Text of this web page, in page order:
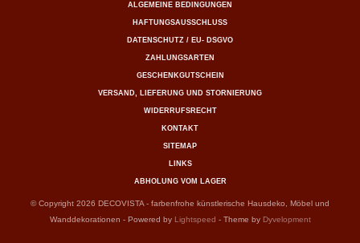
ALGEMEINE BEDINGUNGEN
HAFTUNGSAUSSCHLUSS
DATENSCHUTZ / EU- DSGVO
ZAHLUNGSARTEN
GESCHENKGUTSCHEIN
VERSAND, LIEFERUNG UND STORNIERUNG
WIDERRUFSRECHT
KONTAKT
SITEMAP
LINKS
ABHOLUNG VOM LAGER
© Copyright 2026 DECOVISTA - farbenfrohe künstlerische Hausdeko, Möbel und
Wanddekorationen - Powered by Lightspeed - Theme by Dyvelopment